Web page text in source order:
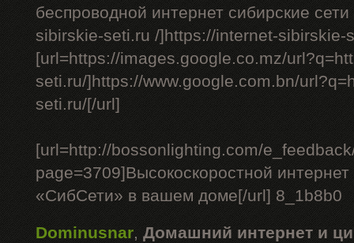
беспроводной интернет сибирские
sibirskie-seti.ru /]https://internet-sibirskie-
[url=https://images.google.co.mz/
seti.ru/]https://www.google.com.bn/
seti.ru/[/url]
[url=http://bossonlighting.com/
page=3709]Высокоскоростной
«СибСети» в вашем доме[/url] 8_1b8b0
Dominusnar, Домашний интернет и ци